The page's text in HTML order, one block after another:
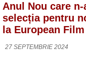
Anul Nou care
selecția pentru
la European
27 SEPTEMBRIE 2024